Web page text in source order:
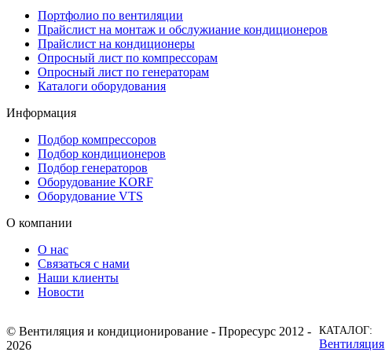
Портфолио по вентиляции
Прайcлист на монтаж и обслужиание кондиционеров
Прайслист на кондиционеры
Опросный лист по компрессорам
Опросный лист по генераторам
Каталоги оборудования
Информация
Подбор компрессоров
Подбор кондиционеров
Подбор генераторов
Оборудование KORF
Оборудование VTS
О компании
О нас
Связаться с нами
Наши клиенты
Новости
© Вентиляция и кондиционирование - Проресурс 2012 -
2026
КАТАЛОГ:
Вентиляция